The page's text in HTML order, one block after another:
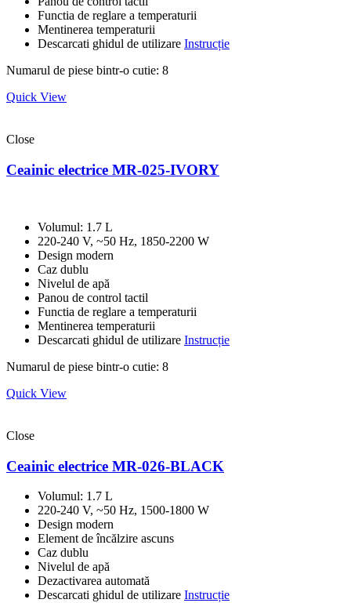
Functia de reglare a temperaturii
Mentinerea temperaturii
Descarcati ghidul de utilizare Instrucție
Numarul de piese bintr-o cutie: 8
Quick View
Close
Ceainic electrice MR-025-IVORY
Volumul: 1.7 L
220-240 V, ~50 Hz, 1850-2200 W
Design modern
Caz dublu
Nivelul de apă
Panou de control tactil
Functia de reglare a temperaturii
Mentinerea temperaturii
Descarcati ghidul de utilizare Instrucție
Numarul de piese bintr-o cutie: 8
Quick View
Close
Ceainic electrice MR-026-BLACK
Volumul: 1.7 L
220-240 V, ~50 Hz, 1500-1800 W
Design modern
Element de încălzire ascuns
Caz dublu
Nivelul de apă
Dezactivarea automată
Descarcati ghidul de utilizare Instrucție